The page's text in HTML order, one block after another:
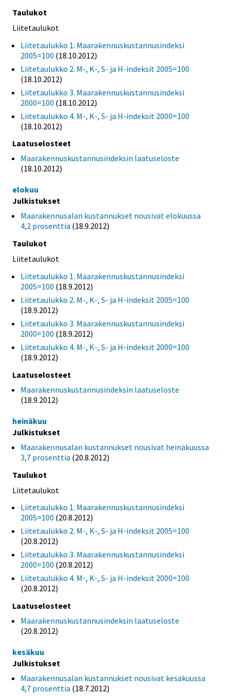
Taulukot
Liitetaulukot
Liitetaulukko 1. Maarakennuskustannusindeksi
2005=100 (18.10.2012)
Liitetaulukko 2. M-, K-, S- ja H-indeksit 2005=100
(18.10.2012)
Liitetaulukko 3. Maarakennuskustannusindeksi
2000=100 (18.10.2012)
Liitetaulukko 4. M-, K-, S- ja H-indeksit 2000=100
(18.10.2012)
Laatuselosteet
Maarakennuskustannusindeksin laatuseloste
(18.10.2012)
elokuu
Julkistukset
Maarakennusalan kustannukset nousivat elokuussa
4,2 prosenttia (18.9.2012)
Taulukot
Liitetaulukot
Liitetaulukko 1. Maarakennuskustannusindeksi
2005=100 (18.9.2012)
Liitetaulukko 2. M-, K-, S- ja H-indeksit 2005=100
(18.9.2012)
Liitetaulukko 3. Maarakennuskustannusindeksi
2000=100 (18.9.2012)
Liitetaulukko 4. M-, K-, S- ja H-indeksit 2000=100
(18.9.2012)
Laatuselosteet
Maarakennuskustannusindeksin laatuseloste
(18.9.2012)
heinäkuu
Julkistukset
Maarakennusalan kustannukset nousivat heinäkuussa
3,7 prosenttia (20.8.2012)
Taulukot
Liitetaulukot
Liitetaulukko 1. Maarakennuskustannusindeksi
2005=100 (20.8.2012)
Liitetaulukko 2. M-, K-, S- ja H-indeksit 2005=100
(20.8.2012)
Liitetaulukko 3. Maarakennuskustannusindeksi
2000=100 (20.8.2012)
Liitetaulukko 4. M-, K-, S- ja H-indeksit 2000=100
(20.8.2012)
Laatuselosteet
Maarakennuskustannusindeksin laatuseloste
(20.8.2012)
kesäkuu
Julkistukset
Maarakennusalan kustannukset nousivat kesäkuussa
4,7 prosenttia (18.7.2012)